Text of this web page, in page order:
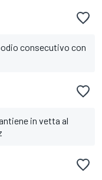
consecutivo con
in vetta al